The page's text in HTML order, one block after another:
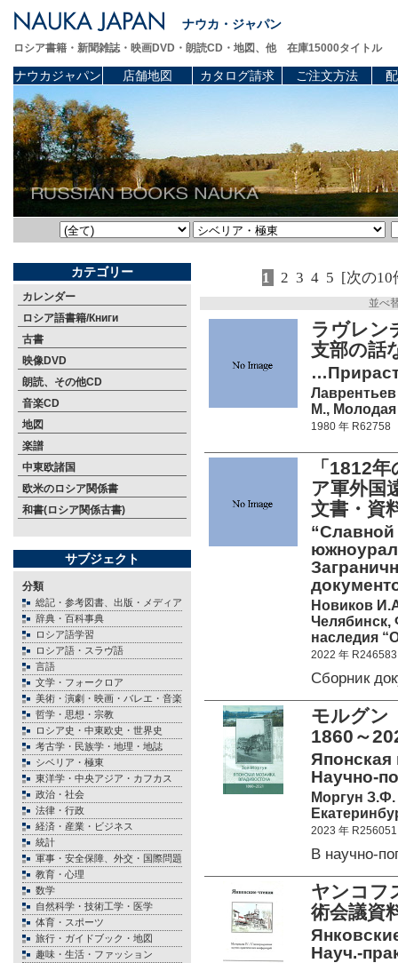
ナウカ・ジャパン
ロシア書籍・新聞雑誌・映画DVD・朗読CD・地図、他 在庫15000タイトル
ナウカジャパン 店舗地図 カタログ請求 ご注文方法
カテゴリー
カレンダー
ロシア語書籍/Книги
古書
映像DVD
朗読、その他CD
音楽CD
地図
楽譜
中東欧諸国
欧米のロシア関係書
和書(ロシア関係古書)
サブジェクト
分類
総記・参考図書、出版・メディア
辞典・百科事典
ロシア語学習
ロシア語・スラヴ語
言語
文学・フォークロア
美術・演劇・映画・バレエ・音楽
哲学・思想・宗教
ロシア史・中東欧史・世界史
考古学・民族学・地理・地誌
シベリア・極東
東洋学・中央アジア・カフカス
政治・社会
法律・行政
経済・産業・ビジネス
統計
軍事・安全保障、外交・国際問題
教育・心理
数学
自然科学・技術工学・医学
体育・スポーツ
旅行・ガイドブック・地図
趣味・生活・ファッション
1 2 3 4 5 [次の10
並べ
ラヴレン
支部の話
М., Молодая
1980 年 R62758
「1812
ア軍外
文書・資
Новиков
Челябинск,
наследия
2022 年 R246583
Сборник
モルグン
1860～
Японская
Научно-
Моргун З.Ф.
2023 年 R256051
В научно-
ヤンコ
術会議
Науч.-